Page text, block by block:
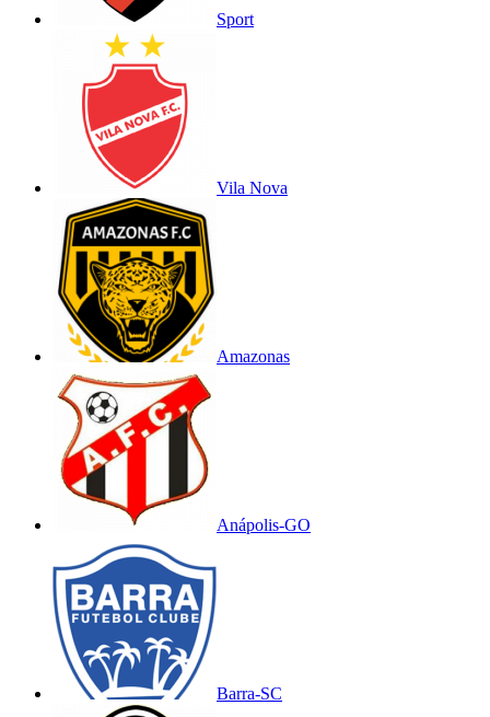
Sport
Vila Nova
Amazonas
Anápolis-GO
Barra-SC